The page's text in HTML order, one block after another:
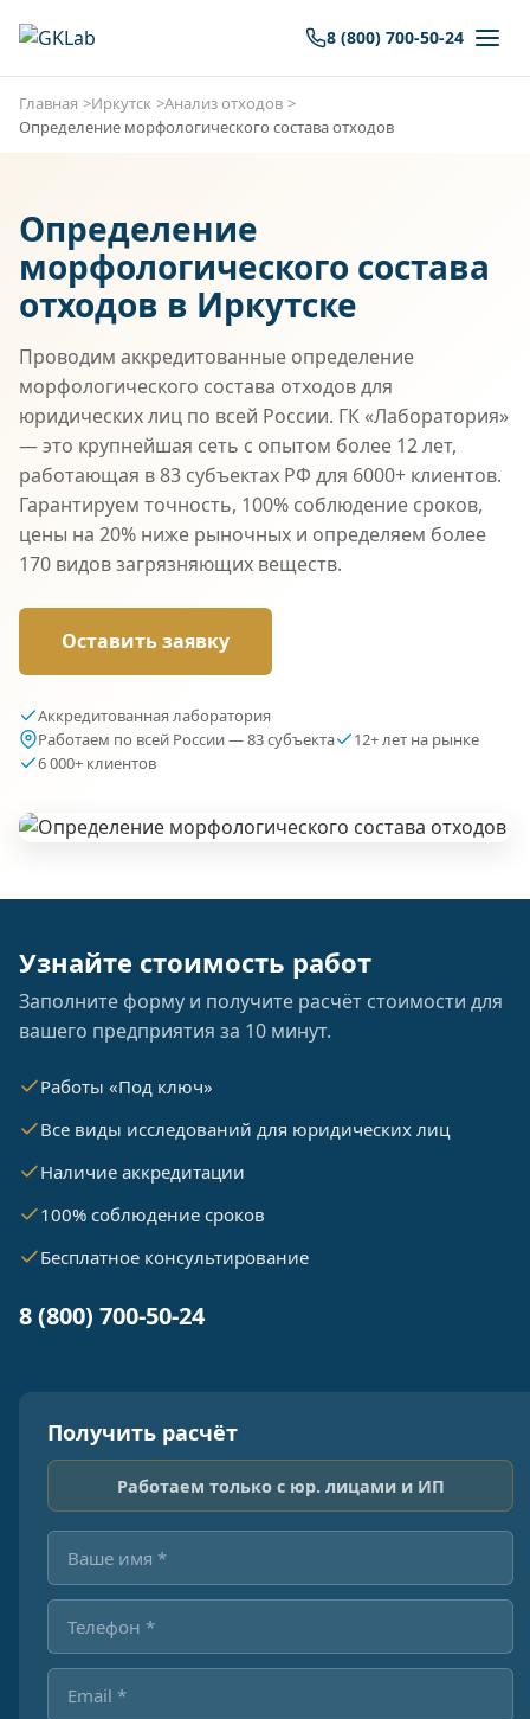
8 (800) 700-50-24
Главная Иркутск
Анализ отходов
Определение морфологического состава отходов
Определение
морфологического состава
отходов в Иркутске
Проводим аккредитованные определение
морфологического состава отходов для
юридических лиц по всей России. ГК «Лаборатория»
— это крупнейшая сеть с опытом более 12 лет,
работающая в 83 субъектах РФ для 6000+ клиентов.
Гарантируем точность, 100% соблюдение сроков,
цены на 20% ниже рыночных и определяем более
170 видов загрязняющих веществ.
Оставить заявку
Аккредитованная лаборатория
Работаем по всей России — 83 субъекта
12+ лет на рынке
6 000+ клиентов
Узнайте стоимость работ
Заполните форму и получите расчёт стоимости для
вашего предприятия за 10 минут.
Работы «Под ключ»
Все виды исследований для юридических лиц
Наличие аккредитации
100% соблюдение сроков
Бесплатное консультирование
8 (800) 700-50-24
Получить расчёт
Работаем только с юр. лицами и ИП